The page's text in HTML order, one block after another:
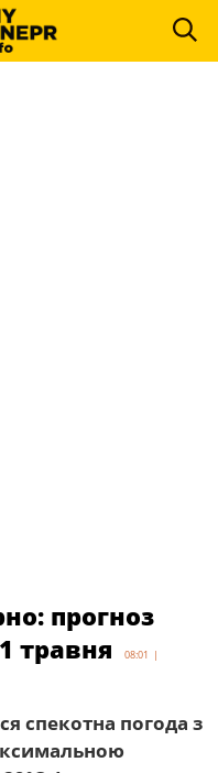
прогноз
травня
08:01 |
спекотна погода з